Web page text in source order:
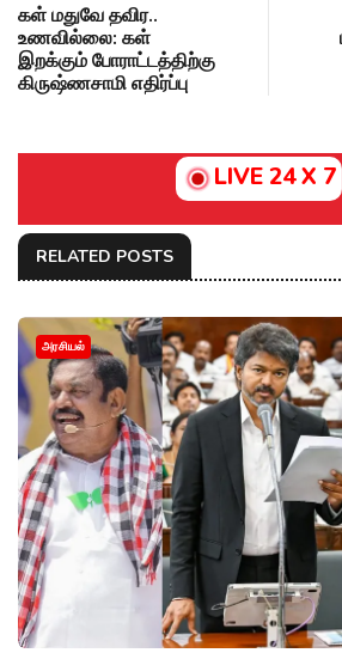
கள் மதுவே தவிர..
உணவில்லை: கள்
இறக்கும் போராட்டத்திற்கு
கிருஷ்ணசாமி எதிர்ப்பு
LIVE 24 X 7
RELATED POSTS
அரசியல்